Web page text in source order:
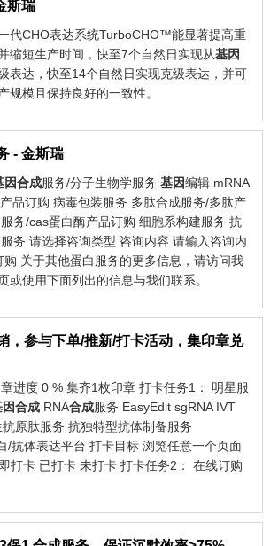
斯瑞
代CHO表达系统TurboCHO™能显著提高重
缩短生产时间，快至7个自然日实现从基因
表达，快至14个自然日实现克级表达，并可
规模且保持良好的一致性。
- 金斯瑞
因合成服务/分子生物学服务 基因编辑 mRNA
品订购 病毒包装服务 多肽合成服务/多肽产
务/cas蛋白酶产品订购 细胞系构建服务 抗
务 请选择咨询类型 咨询内容 请输入咨询内
购 关于其他蛋白服务的更多信息，请访问我
或使用下面列出的信息与我们联系。
，参与下单/推新/打卡活动，集印章兑
进度 0 % 集齐1枚印章 打卡任务1： 明星服
合成 RNA合成服务 EasyEdit sgRNA IVT
原肽服务 抗独特型抗体制备服务
抗体表达平台 打卡目标 浏览任意一个页面
打卡 已打卡 未打卡 打卡任务2： 在线订购